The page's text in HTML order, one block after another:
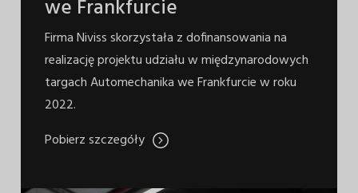
we Frankfurcie
Firma Niviss skorzystała z dofinansowania na
realizację projektu udziału w międzynarodowych
targach Automechanika we Frankfurcie w roku
2022.
Pobierz szczegóły